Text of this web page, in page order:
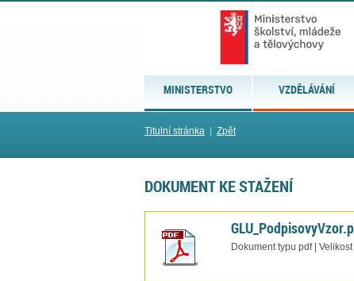
MINISTERSTVO VZDĚLÁVÁNÍ
Titulní stránka Zpět
DOKUMENT KE STAŽENÍ
Dokument typu pdf |